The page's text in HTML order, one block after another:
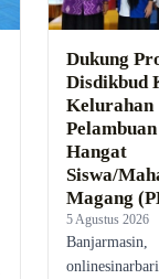
Dukung
Disdikbud
Kelurahan
Hangat
Siswa/
Magang
5 Agustus 2026
Banjarmasin,